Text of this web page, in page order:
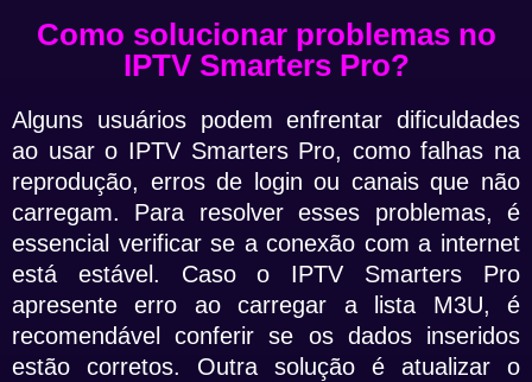
Como solucionar problemas no
IPTV Smarters Pro?
Alguns usuários podem enfrentar dificuldades
ao usar o IPTV Smarters Pro, como falhas na
reprodução, erros de login ou canais que não
carregam. Para resolver esses problemas, é
essencial verificar se a conexão com a internet
está estável. Caso o IPTV Smarters Pro
apresente erro ao carregar a lista M3U, é
recomendável conferir se os dados inseridos
estão corretos. Outra solução é atualizar o